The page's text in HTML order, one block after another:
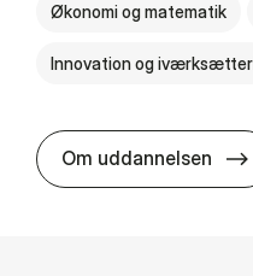
Økonomi og matematik
Innovation og
Om uddannelsen